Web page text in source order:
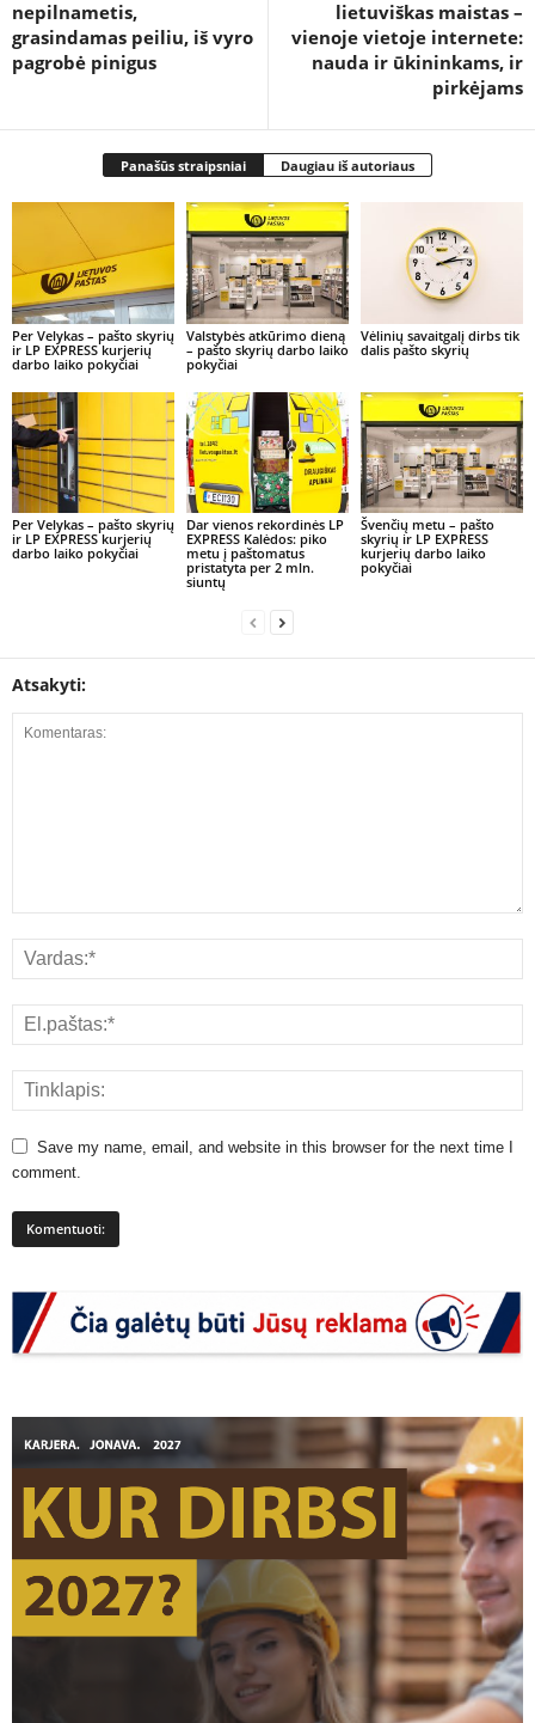
nepilnametis,
grasindamas peiliu, iš vyro
pagrobė pinigus
lietuviškas maistas –
vienoje vietoje internete:
nauda ir ūkininkams, ir
pirkėjams
Panašūs straipsniai Daugiau iš autoriaus
Per Velykas – pašto skyrių
ir LP EXPRESS kurjerių
darbo laiko pokyčiai
Valstybės atkūrimo dieną
– pašto skyrių darbo laiko
pokyčiai
Vėlinių savaitgalį dirbs tik
dalis pašto skyrių
Per Velykas – pašto skyrių
ir LP EXPRESS kurjerių
darbo laiko pokyčiai
Dar vienos rekordinės LP
EXPRESS Kalėdos: piko
metu į paštomatus
pristatyta per 2 mln.
siuntų
Švenčių metu – pašto
skyrių ir LP EXPRESS
kurjerių darbo laiko
pokyčiai
Atsakyti:
Save my name, email, and website in this browser for the next time I
comment.